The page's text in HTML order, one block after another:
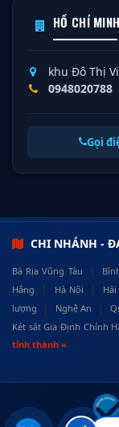
HỒ CHÍ MINH
khu Đô Thị
0948020788
Gọi
CHI NHÁNH -
Bà Rịa Vũng Tàu |
Hãng
| Hà Nội |
lượng
| Nghệ An |
Két sắt Gia Định Chính
tỉnh thành »